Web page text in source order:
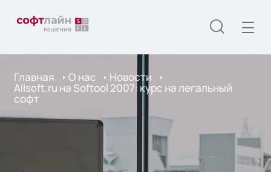
Главная О нас Новости
Allsoft.ru на Softool 2007: курс на легальный
софт